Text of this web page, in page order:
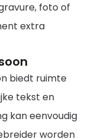
foto of
extra
biedt ruimte
tekst en
kan eenvoudig
worden